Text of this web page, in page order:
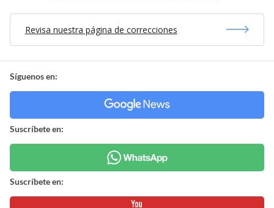
Revisa nuestra página de correcciones
Síguenos en:
Suscríbete en:
Suscríbete en: